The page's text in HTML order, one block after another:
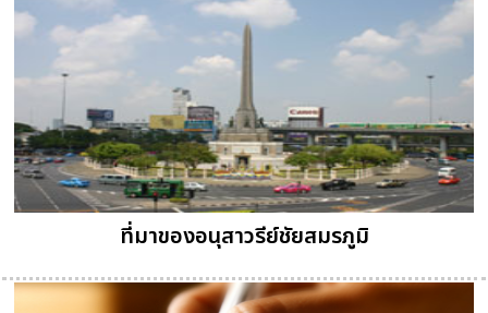
ที่มาของอนุสาวรีย์ชัยสมรภูมิ